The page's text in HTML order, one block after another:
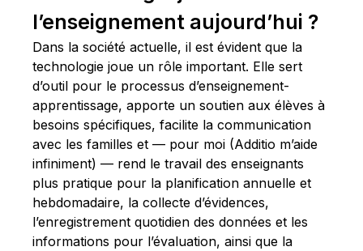
l’enseignement aujourd’hui ?
Dans la société actuelle, il est évident que la
technologie joue un rôle important. Elle sert
d’outil pour le processus d’enseignement-
apprentissage, apporte un soutien aux élèves à
besoins spécifiques, facilite la communication
avec les familles et — pour moi (Additio m’aide
infiniment) — rend le travail des enseignants
plus pratique pour la planification annuelle et
hebdomadaire, la collecte d’évidences,
l’enregistrement quotidien des données et les
informations pour l’évaluation, ainsi que la